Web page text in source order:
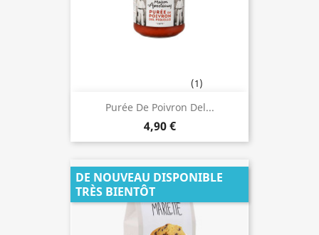
Purée De Poivron Del...
4,90 €
(1)
DE NOUVEAU DISPONIBLE
TRÈS BIENTÔT